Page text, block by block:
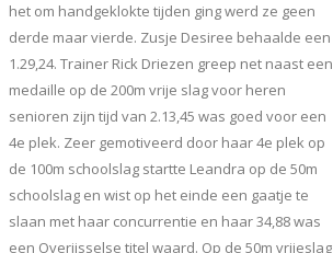
het om handgeklokte tijden ging werd ze geen
derde maar vierde. Zusje Desiree behaalde een
1.29,24. Trainer Rick Driezen greep net naast een
medaille op de 200m vrije slag voor heren
senioren zijn tijd van 2.13,45 was goed voor een
4e plek. Zeer gemotiveerd door haar 4e plek op
de 100m schoolslag startte Leandra op de 50m
schoolslag en wist op het einde een gaatje te
slaan met haar concurrentie en haar 34,88 was
een Overijsselse titel waard. Op de 50m vrijeslag